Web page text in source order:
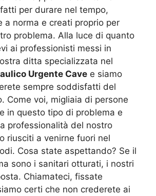
per durare nel tempo,
a norma e creati proprio per
problema. Alla luce di quanto
ai professionisti messi in
ditta specializzata nel
Urgente Cave e siamo
sempre soddisfatti del
Come voi, migliaia di persone
in questo tipo di problema e
professionalità del nostro
riusciti a venirne fuori nel
Cosa state aspettando? Se il
sono i sanitari otturati, i nostri
Chiamateci, fissate
certi che non crederete ai